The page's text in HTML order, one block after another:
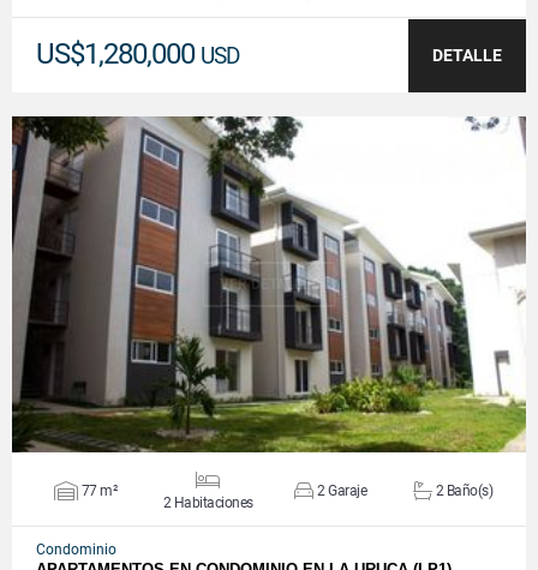
US$1,280,000 USD DETALLE
VER DETALLES
77 m²
2 Habitaciones
2 Garaje 2 Baño(s)
Condominio